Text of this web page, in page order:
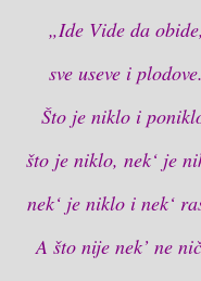
„Ide Vide da obide,
sve useve i plodove.
Što je niklo i
što je niklo, nek‘je
nek‘je niklo i nek‘
A što nije nek’ ne